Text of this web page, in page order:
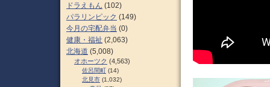
ドラえもん (102)
パラリンピック (149)
今月の宅配弁当 (0)
健康・福祉 (2,063)
北海道 (5,008)
オホーツク (4,563)
佐呂間町 (14)
北見市 (1,032)